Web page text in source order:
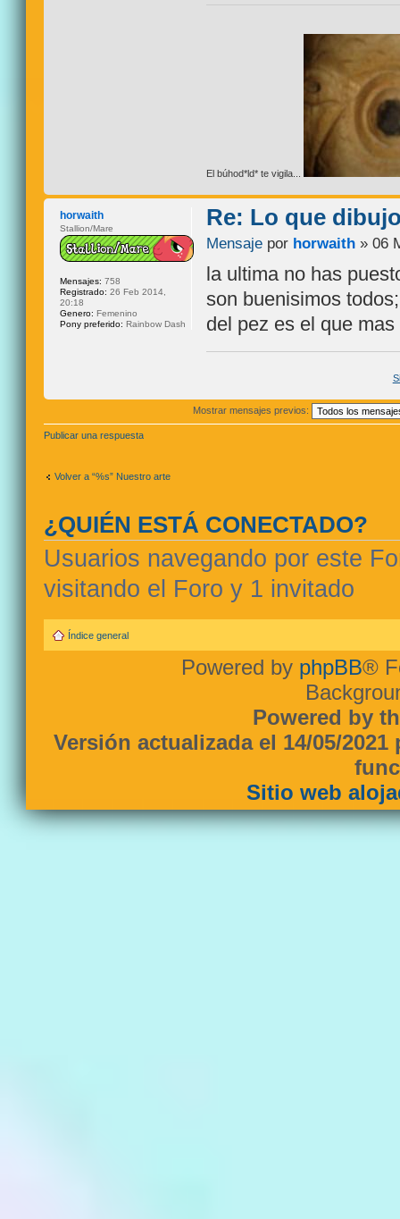
El búhod*ld* te vigila...
Re: Lo que
Mensaje por horwaith » 06
la ultima no has
son buenisimos
del pez es el que
horwaith
Stallion/Mare
Mensajes: 758
Registrado: 26 Feb 2014,
20:18
Genero: Femenino
Pony preferido: Rainbow Dash
Mostrar mensajes previos:
Publicar una respuesta
Volver a “%s” Nuestro arte
¿QUIÉN ESTÁ CONECTADO?
Usuarios navegando por este
visitando el Foro y 1 invitado
Índice general
Powered by phpBB®
Powered by
Versión actualizada el 14/05/
Sitio web